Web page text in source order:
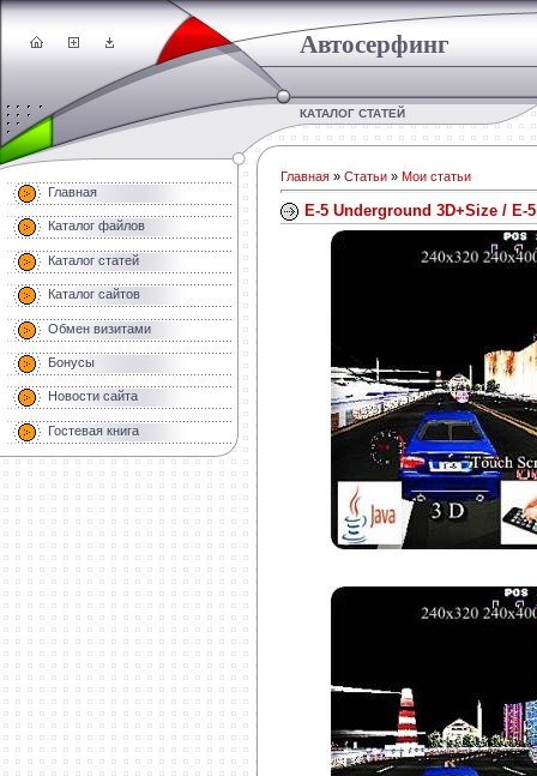
Автосерфинг
КАТАЛОГ СТАТЕЙ
Главная
Каталог файлов
Каталог статей
Каталог сайтов
Обмен визитами
Бонусы
Новости сайта
Гостевая книга
Главная » Статьи » Мои статьи
E-5 Underground 3D+Size / E-